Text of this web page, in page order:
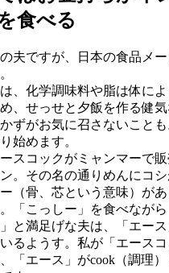
食べる
夫ですが、日本の食品メー
、化学調味料や脂は体によ
、せっせと夕飯を作る健
ずがお気に召さないこと
始めます。
スコックがミャンマーで
。その名の通りめんにコ
（骨、芯という意味）が
「こっしー」を食べなが
と満足げな夫は、「エー
るようす。私が「エース
「エース」がcook（調理